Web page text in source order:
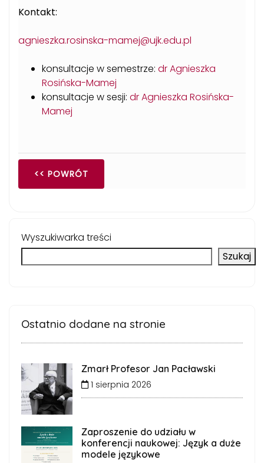
Kontakt:
agnieszka.rosinska-mamej@ujk.edu.pl
konsultacje w semestrze: dr Agnieszka
Rosińska-Mamej
konsultacje w sesji: dr Agnieszka Rosińska-
Mamej
<< POWRÓT
Wyszukiwarka treści
Szukaj
Ostatnio dodane na stronie
Zmarł Profesor Jan Pacławski
1 sierpnia 2026
Zaproszenie do udziału w
konferencji naukowej: Język a duże
modele językowe